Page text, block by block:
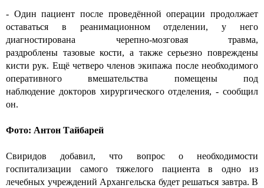
- Один пациент после проведённой операции продолжает
оставаться в реанимационном отделении, у него
диагностирована черепно-мозговая травма,
раздроблены тазовые кости, а также серьезно повреждены
кисти рук. Ещё четверо членов экипажа после необходимого
оперативного вмешательства помещены под
наблюдение докторов хирургического отделения, - сообщил
он.
Фото: Антон Тайбарей
Свиридов добавил, что вопрос о необходимости
госпитализации самого тяжелого пациента в одно из
лечебных учреждений Архангельска будет решаться завтра. В